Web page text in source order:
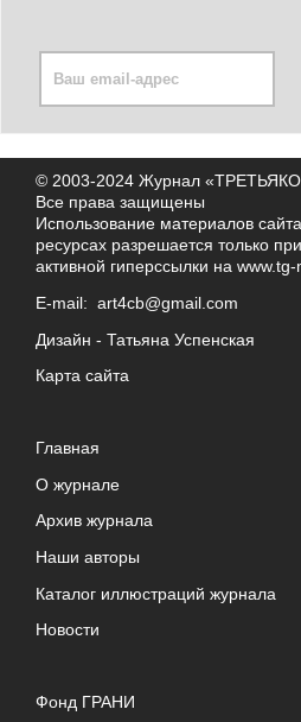
© 2003-2024 Журнал
Все права защищены
Использование материалов
ресурсах разрешается только
активной гиперссылки на www.tg-
E-mail: art4cb@gmail.com
Дизайн - Татьяна Успенская
Карта сайта
Главная
О журнале
Архив журнала
Наши авторы
Каталог иллюстраций журнала
Новости
Фонд ГРАНИ